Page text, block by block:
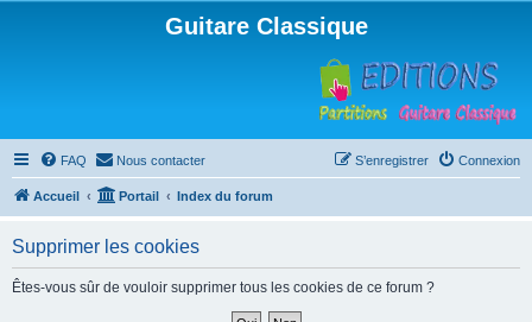
Guitare Classique
FAQ Nous contacter Connexion
S’enregistrer
Accueil Portail Index du forum
Supprimer les cookies
Êtes-vous sûr de vouloir supprimer tous les cookies de ce forum ?